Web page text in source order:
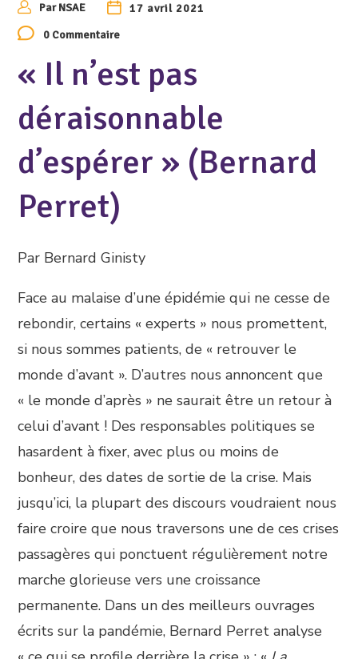
ParNSAE
17 avril 2021
0 Commentaire
« Il n’est pas
déraisonnable
d’espérer » (Bernard
Perret)
Par Bernard Ginisty
Face au malaise d’une épidémie qui ne cesse de
rebondir, certains « experts » nous promettent,
si nous sommes patients, de « retrouver le
monde d’avant ». D’autres nous annoncent que
« le monde d’après » ne saurait être un retour à
celui d’avant ! Des responsables politiques se
hasardent à fixer, avec plus ou moins de
bonheur, des dates de sortie de la crise. Mais
jusqu’ici, la plupart des discours voudraient nous
faire croire que nous traversons une de ces crises
passagères qui ponctuent régulièrement notre
marche glorieuse vers une croissance
permanente. Dans un des meilleurs ouvrages
écrits sur la pandémie, Bernard Perret analyse